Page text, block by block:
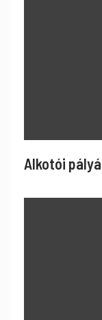
Alkotói